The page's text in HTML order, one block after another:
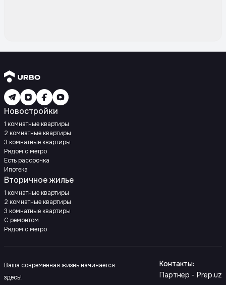
Новостройки
1 комнатные квартиры
2 комнатные квартиры
3 комнатные квартиры
Рядом с метро
Есть рассрочка
Ипотека
Вторичное жилье
1 комнатные квартиры
2 комнатные квартиры
3 комнатные квартиры
С ремонтом
Рядом с метро
Ваша современная жизнь начинается
здесь!
Контакты:
Партнер - Prep.uz